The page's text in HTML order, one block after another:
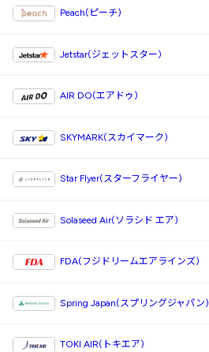
Peach(ピーチ)
Jetstar(ジェットスター)
AIR DO(エアドゥ)
SKYMARK(スカイマーク)
Star Flyer(スターフライヤー)
Solaseed Air(ソラシド エア)
FDA(フジドリームエアラインズ)
Spring Japan(スプリングジャパン)
TOKI AIR(トキエア)